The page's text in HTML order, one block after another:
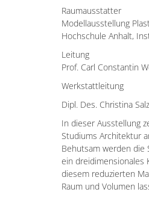
Raumausstatter
Modellausstellung
Hochschule Anhalt,
Leitung
Prof. Carl Constantin
Werkstattleitung
Dipl. Des. Christina
In dieser Ausstellung
Studiums Architektur
Behutsam werden die
ein dreidimensionales
diesem reduzierten
Raum und Volumen